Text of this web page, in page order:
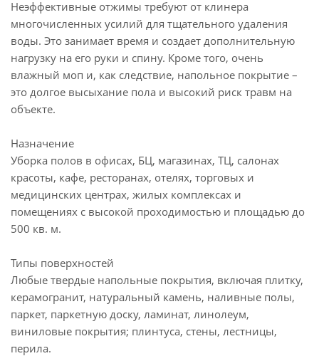
Неэффективные отжимы требуют от клинера
многочисленных усилий для тщательного удаления
воды. Это занимает время и создает дополнительную
нагрузку на его руки и спину. Кроме того, очень
влажный моп и, как следствие, напольное покрытие –
это долгое высыхание пола и высокий риск травм на
объекте.
Назначение
Уборка полов в офисах, БЦ, магазинах, ТЦ, салонах
красоты, кафе, ресторанах, отелях, торговых и
медицинских центрах, жилых комплексах и
помещениях с высокой проходимостью и площадью до
500 кв. м.
Типы поверхностей
Любые твердые напольные покрытия, включая плитку,
керамогранит, натуральный камень, наливные полы,
паркет, паркетную доску, ламинат, линолеум,
виниловые покрытия; плинтуса, стены, лестницы,
перила.